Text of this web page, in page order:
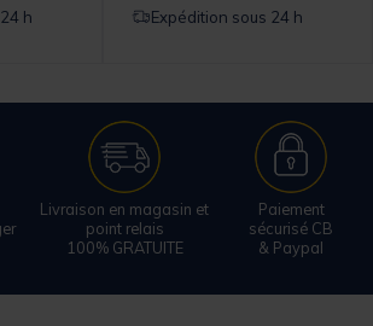
h Expédition sous 24 h
Livraison en magasin et
point relais
100% GRATUITE
Paiement
sécurisé CB
& Paypal